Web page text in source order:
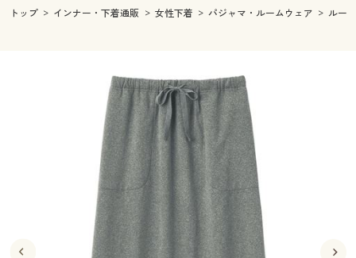
レディースファッション
インナー・下着通販すべて
ジュニア・ティーンズ下着
メンズ
メンズファッション
家電・雑貨すべて
キッチン・雑貨・日用品
寝具・インテリア・家具
寝具・インテリア・家具通販すべて
美容・健康通販すべて
美容・健康・サプリメント
制服・スクール
制服・スクールすべて
大きいサイズ
ジュニア・ティーンズ下着
キッチン・雑貨・日用品
寝具・インテリア・家具通販すべて
カーテン・ラグ・ファブリック
美容・健康通販すべて
美容・健康・サプリメント
制服・スクール
制服・スクールすべて
大きいサイズ通販すべて
トップ インナー・下着通販 女性下着 パジャマ・ルームウェア ルー